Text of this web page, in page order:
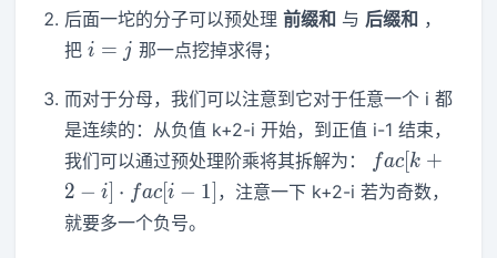
后面一坨的分子可以预处理 前缀和 与 后缀和 ，
把 i=j
i = j 那一点挖掉求得；
而对于分母，我们可以注意到它对于任意一个 i 都
是连续的：从负值 k+2-i 开始，到正值 i-1 结束，
我们可以通过预处理阶乘将其拆解为：
fac[k+2-
i]\cdot
fac[i-1]
fac[ k +
2 − i ⋅ fac[ i − 1 ，注意一下 k+2-i 若为奇数，
就要多一个负号。